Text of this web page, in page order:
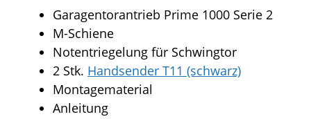
Garagentorantrieb Prime 1000 Serie 2
M-Schiene
Notentriegelung für Schwingtor
2 Stk. Handsender T11 (schwarz)
Montagematerial
Anleitung